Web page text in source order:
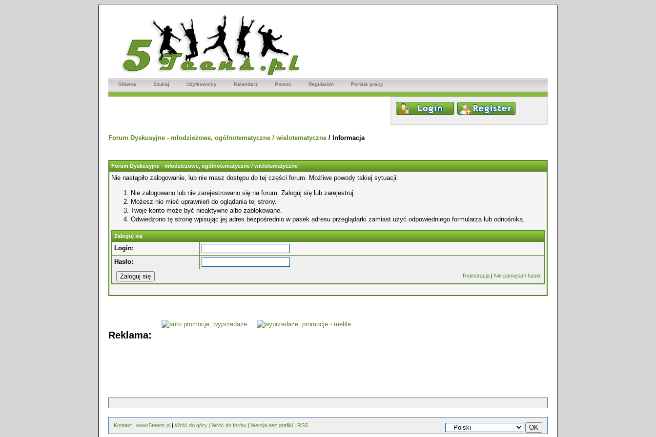
Główna Szukaj Użytkownicy Kalendarz Pomoc Regulamin Portale pracy
Forum Dyskusyjne - młodzieżowe, ogólnotematyczne / wielotematyczne / Informacja
Forum Dyskusyjne - młodzieżowe, ogólnotematyczne / wielotematyczne
Nie nastąpiło zalogowanie, lub nie masz dostępu do tej części forum. Możliwe powody takiej sytuacji:
Nie zalogowano lub nie zarejestrowano się na forum. Zaloguj się lub zarejestruj.
Możesz nie mieć uprawnień do oglądania tej strony.
Twoje konto może być nieaktywne albo zablokowane.
Odwiedzono tę stronę wpisując jej adres bezpośrednio w pasek adresu przeglądarki zamiast użyć odpowiedniego formularza lub odnośnika.
Zaloguj się
Login:
Hasło:
Rejestracja | Nie pamiętam hasła
Reklama:
Kontakt | www.5teens.pl | Wróć do góry | Wróć do forów | Wersja bez grafiki | RSS